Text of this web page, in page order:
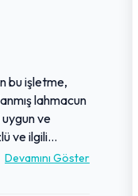
bu işletme,
lahmacun
ve
ve ilgili
dostu
Devamını Göster